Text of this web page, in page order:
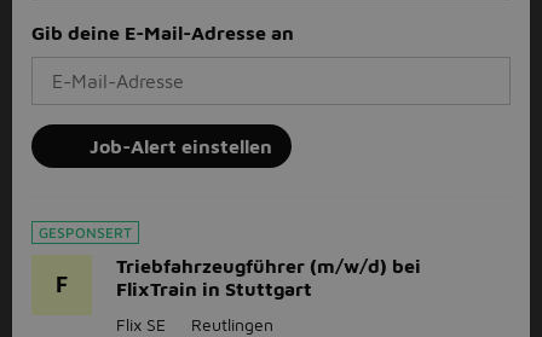
Gib deine E-Mail-Adresse an
Job-Alert einstellen
GESPONSERT
F
Triebfahrzeugführer (m/w/d) bei
FlixTrain in Stuttgart
Flix SE Reutlingen